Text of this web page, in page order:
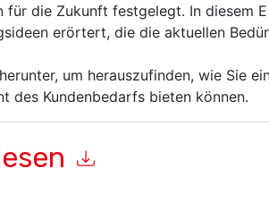
für die Zukunft festgelegt. In diesem
erörtert, die die aktuellen
um herauszufinden, wie Sie
des Kundenbedarfs bieten können.